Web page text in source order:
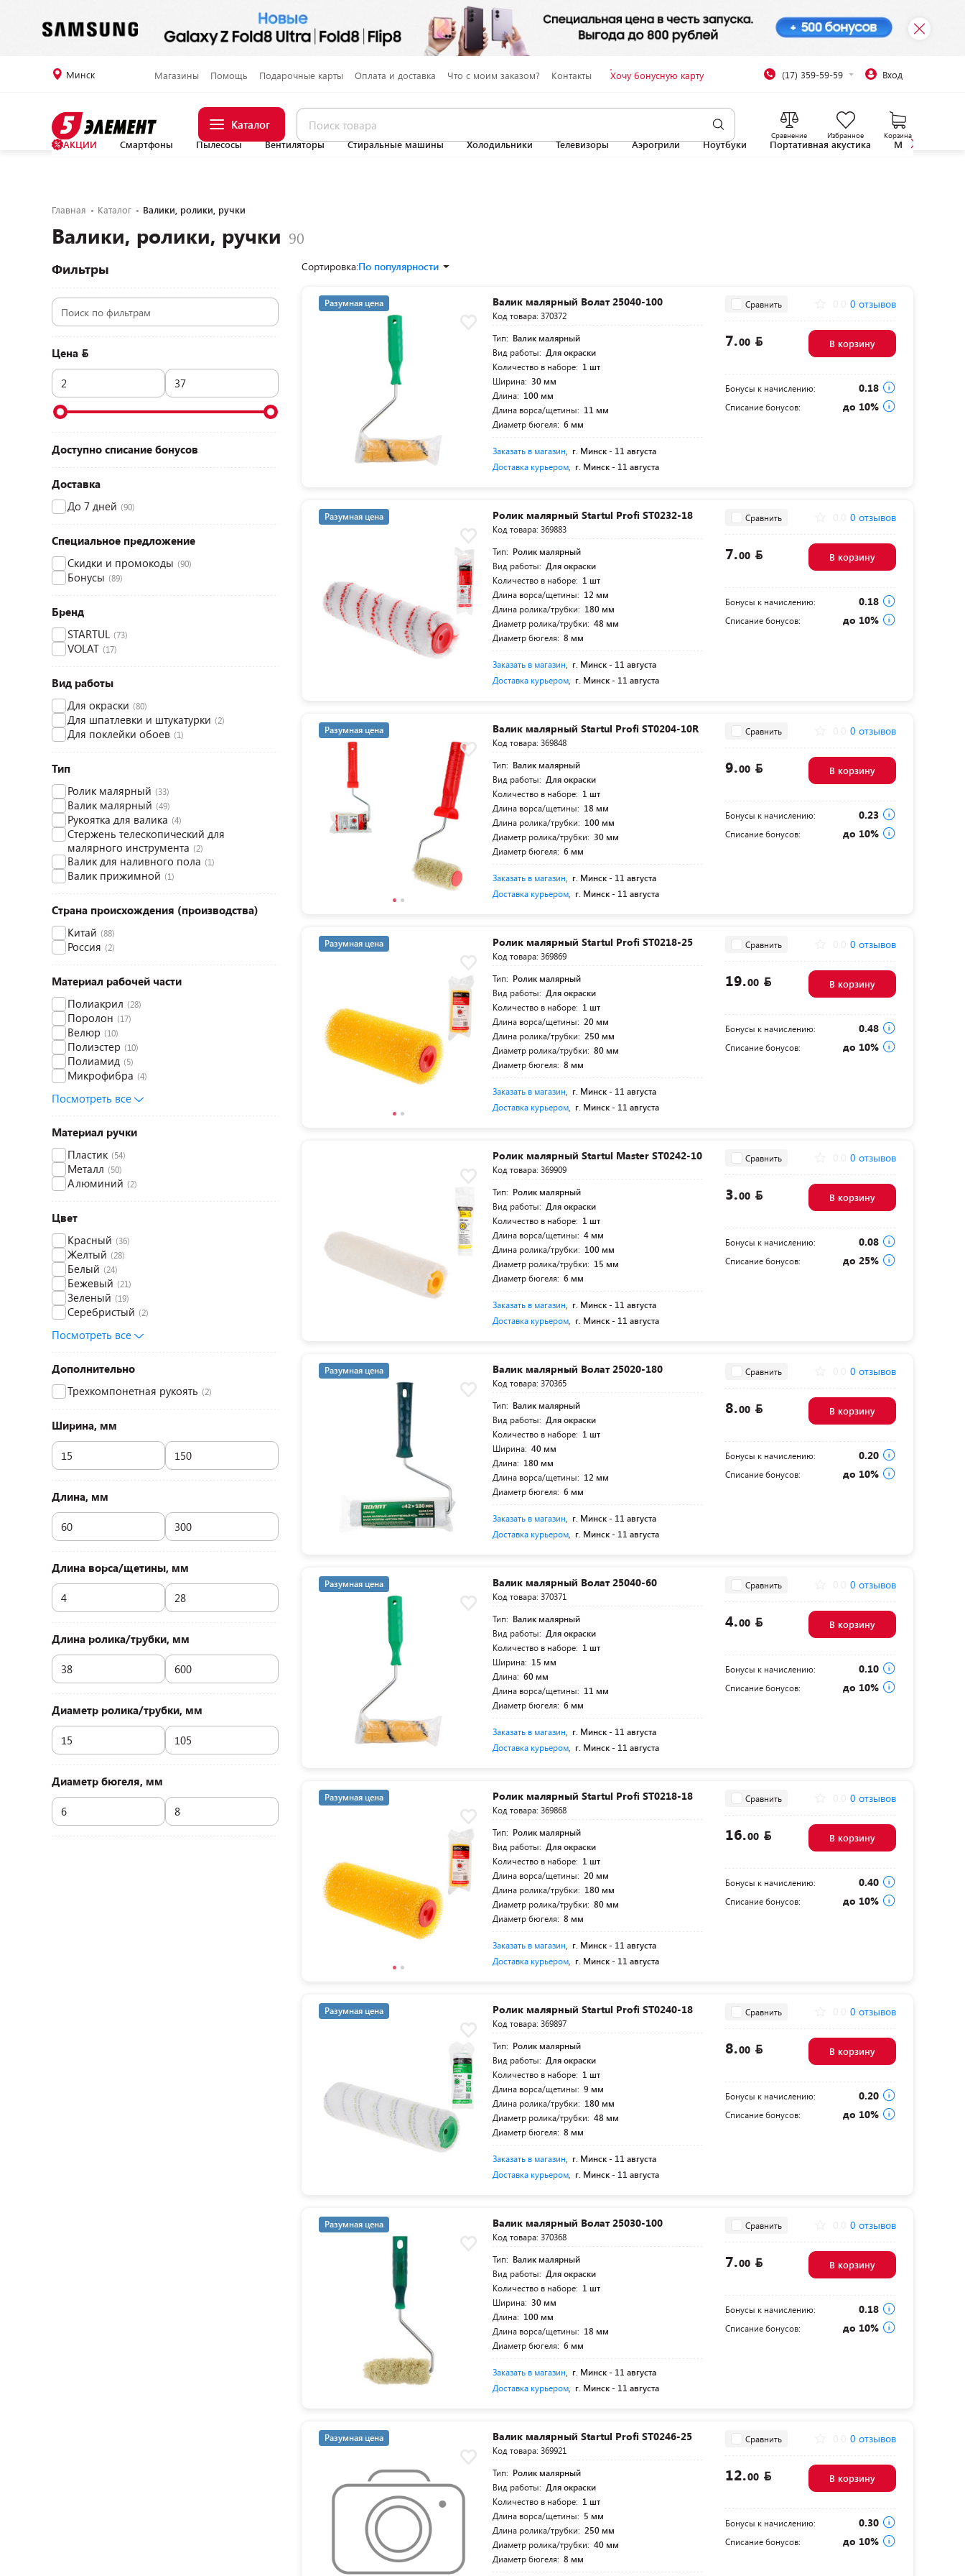
Минск Магазины Помощь Подарочные карты Оплата и доставка Что с моим заказом? Контакты Хочу бонусную карту (17) 359-59-59 Вход
Каталог
Сравнение Избранное Корзина
АКЦИИ Смартфоны Пылесосы Вентиляторы Стиральные машины Холодильники Телевизоры Аэрогрили Ноутбуки Портативная акустика
Главная Каталог Валики, ролики, ручки
Валики, ролики, ручки
Фильтры
Цена
Доступно списание бонусов
Доставка
До 7 дней (90)
Специальное предложение
Скидки и промокоды (90)
Бонусы (89)
Бренд
STARTUL (73)
VOLAT (17)
Вид работы
Для окраски (80)
Для шпатлевки и штукатурки (2)
Для поклейки обоев (1)
Тип
Ролик малярный (33)
Валик малярный (49)
Рукоятка для валика (4)
Стержень телескопический для
малярного инструмента (2)
Валик для наливного пола (1)
Валик прижимной (1)
Страна происхождения (производства)
Китай (88)
Россия (2)
Материал рабочей части
Полиакрил (28)
Поролон (17)
Велюр (10)
Полиэстер (10)
Полиамид (5)
Микрофибра (4)
Посмотреть все
Материал ручки
Пластик (54)
Металл (50)
Алюминий (2)
Цвет
Красный (36)
Желтый (28)
Белый (24)
Бежевый (21)
Зеленый (19)
Серебристый (2)
Посмотреть все
Дополнительно
Трехкомпонетная рукоять (2)
Ширина, мм
Длина, мм
Длина ворса/щетины, мм
Длина ролика/трубки, мм
Диаметр ролика/трубки, мм
Диаметр бюгеля, мм
Сортировка:По популярности
Разумная цена Валик малярный Волат 25040-100
Код товара: 370372
Тип: Валик малярный
Вид работы: Для окраски
Количество в наборе: 1 шт
Ширина: 30 мм
Длина: 100 мм
Длина ворса/щетины: 11 мм
Диаметр бюгеля: 6 мм
Заказать в магазин г. Минск - 11 августа
Доставка курьером г. Минск - 11 августа
Сравнить 0 отзывов
7.00 В корзину
Бонусы к начислению: 0.18
Списание бонусов: до 10%
Разумная цена Ролик малярный Startul Profi ST0232-18
Код товара: 369883
Тип: Ролик малярный
Вид работы: Для окраски
Количество в наборе: 1 шт
Длина ворса/щетины: 12 мм
Длина ролика/трубки: 180 мм
Диаметр ролика/трубки: 48 мм
Диаметр бюгеля: 8 мм
Заказать в магазин г. Минск - 11 августа
Доставка курьером г. Минск - 11 августа
Сравнить 0 отзывов
7.00 В корзину
Бонусы к начислению: 0.18
Списание бонусов: до 10%
Разумная цена Валик малярный Startul Profi ST0204-10R
Код товара: 369848
Тип: Валик малярный
Вид работы: Для окраски
Количество в наборе: 1 шт
Длина ворса/щетины: 18 мм
Длина ролика/трубки: 100 мм
Диаметр ролика/трубки: 30 мм
Диаметр бюгеля: 6 мм
Заказать в магазин г. Минск - 11 августа
Доставка курьером г. Минск - 11 августа
Сравнить 0 отзывов
9.00 В корзину
Бонусы к начислению: 0.23
Списание бонусов: до 10%
Разумная цена Ролик малярный Startul Profi ST0218-25
Код товара: 369869
Тип: Ролик малярный
Вид работы: Для окраски
Количество в наборе: 1 шт
Длина ворса/щетины: 20 мм
Длина ролика/трубки: 250 мм
Диаметр ролика/трубки: 80 мм
Диаметр бюгеля: 8 мм
Заказать в магазин г. Минск - 11 августа
Доставка курьером г. Минск - 11 августа
Сравнить 0 отзывов
19.00 В корзину
Бонусы к начислению: 0.48
Списание бонусов: до 10%
Ролик малярный Startul Master ST0242-10
Код товара: 369909
Тип: Ролик малярный
Вид работы: Для окраски
Количество в наборе: 1 шт
Длина ворса/щетины: 4 мм
Длина ролика/трубки: 100 мм
Диаметр ролика/трубки: 15 мм
Диаметр бюгеля: 6 мм
Заказать в магазин г. Минск - 11 августа
Доставка курьером г. Минск - 11 августа
Сравнить 0 отзывов
3.00 В корзину
Бонусы к начислению: 0.08
Списание бонусов: до 25%
Разумная цена Валик малярный Волат 25020-180
Код товара: 370365
Тип: Валик малярный
Вид работы: Для окраски
Количество в наборе: 1 шт
Ширина: 40 мм
Длина: 180 мм
Длина ворса/щетины: 12 мм
Диаметр бюгеля: 6 мм
Заказать в магазин г. Минск - 11 августа
Доставка курьером г. Минск - 11 августа
Сравнить 0 отзывов
8.00 В корзину
Бонусы к начислению: 0.20
Списание бонусов: до 10%
Разумная цена Валик малярный Волат 25040-60
Код товара: 370371
Тип: Валик малярный
Вид работы: Для окраски
Количество в наборе: 1 шт
Ширина: 15 мм
Длина: 60 мм
Длина ворса/щетины: 11 мм
Диаметр бюгеля: 6 мм
Заказать в магазин г. Минск - 11 августа
Доставка курьером г. Минск - 11 августа
Сравнить 0 отзывов
4.00 В корзину
Бонусы к начислению: 0.10
Списание бонусов: до 10%
Разумная цена Ролик малярный Startul Profi ST0218-18
Код товара: 369868
Тип: Ролик малярный
Вид работы: Для окраски
Количество в наборе: 1 шт
Длина ворса/щетины: 20 мм
Длина ролика/трубки: 180 мм
Диаметр ролика/трубки: 80 мм
Диаметр бюгеля: 8 мм
Заказать в магазин г. Минск - 11 августа
Доставка курьером г. Минск - 11 августа
Сравнить 0 отзывов
16.00 В корзину
Бонусы к начислению: 0.40
Списание бонусов: до 10%
Разумная цена Ролик малярный Startul Profi ST0240-18
Код товара: 369897
Тип: Ролик малярный
Вид работы: Для окраски
Количество в наборе: 1 шт
Длина ворса/щетины: 9 мм
Длина ролика/трубки: 180 мм
Диаметр ролика/трубки: 48 мм
Диаметр бюгеля: 8 мм
Заказать в магазин г. Минск - 11 августа
Доставка курьером г. Минск - 11 августа
Сравнить 0 отзывов
8.00 В корзину
Бонусы к начислению: 0.20
Списание бонусов: до 10%
Разумная цена Валик малярный Волат 25030-100
Код товара: 370368
Тип: Валик малярный
Вид работы: Для окраски
Количество в наборе: 1 шт
Ширина: 30 мм
Длина: 100 мм
Длина ворса/щетины: 18 мм
Диаметр бюгеля: 6 мм
Заказать в магазин г. Минск - 11 августа
Доставка курьером г. Минск - 11 августа
Сравнить 0 отзывов
7.00 В корзину
Бонусы к начислению: 0.18
Списание бонусов: до 10%
Разумная цена Валик малярный Startul Profi ST0246-25
Код товара: 369921
Тип: Ролик малярный
Вид работы: Для окраски
Количество в наборе: 1 шт
Длина ворса/щетины: 5 мм
Длина ролика/трубки: 250 мм
Диаметр ролика/трубки: 40 мм
Диаметр бюгеля: 8 мм
Сравнить 0 отзывов
12.00 В корзину
Бонусы к начислению: 0.30
Списание бонусов: до 10%